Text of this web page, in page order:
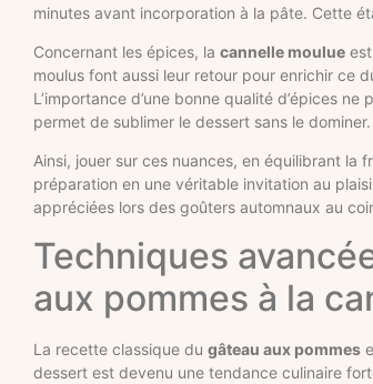
minutes avant incorporation à la pâte. Cette
Concernant les épices, la cannelle moulue
moulus font aussi leur retour pour enrichir ce
L’importance d’une bonne qualité d’épices
permet de sublimer le dessert sans le dominer.
Ainsi, jouer sur ces nuances, en équilibrant
préparation en une véritable invitation au
appréciées lors des goûters automnaux au
Techniques
aux pommes à la
La recette classique du gâteau aux pommes
dessert est devenu une tendance culinaire